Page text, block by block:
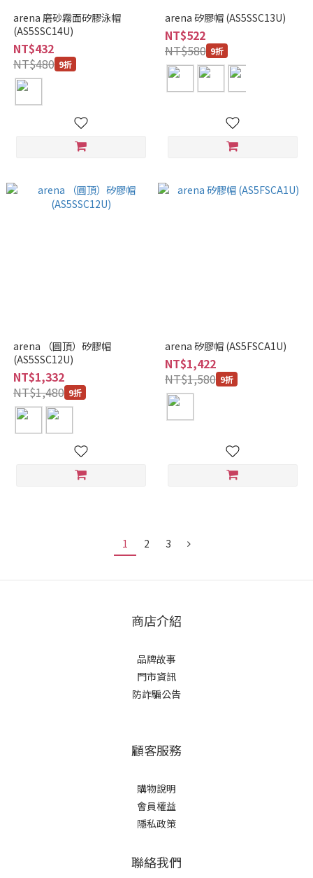
arena 磨砂霧面矽膠泳帽
(AS5SSC14U)
NT$432
NT$480 9折
arena 矽膠帽 (AS5SSC13U)
NT$522
NT$580 9折
arena （圓頂）矽膠帽
(AS5SSC12U)
NT$1,332
NT$1,480 9折
arena 矽膠帽 (AS5FSCA1U)
NT$1,422
NT$1,580 9折
1 2 3
商店介紹
品牌故事
門市資訊
防詐騙公告
顧客服務
購物說明
會員權益
隱私政策
聯絡我們